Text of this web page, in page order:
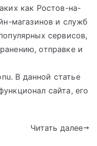
как Ростов-на-
магазинов и служб
сервисов,
отправке и
В данной статье
сайта, его
Читать далее